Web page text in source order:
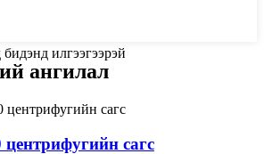
илгээгээрэй
ангилал
центрифугийн сагс